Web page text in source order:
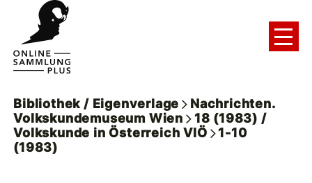
Bibliothek / Eigenverlage
Nachrichten.
Volkskundemuseum Wien
18 (1983) /
Volkskunde in Österreich VIÖ
1-10
(1983)